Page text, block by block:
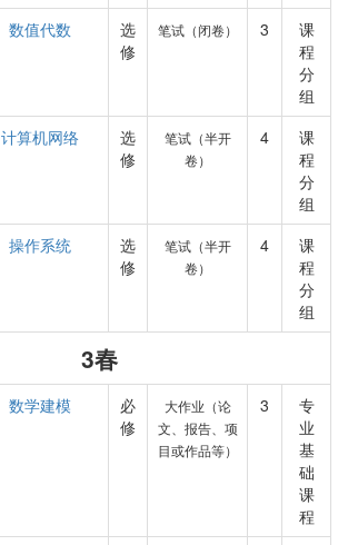
数值代数
选
修
笔试（闭卷） 3
课
程
分
组
计算机网络
选
修
笔试（半开
卷）
4
课
程
分
组
操作系统
选
修
笔试（半开
卷）
4
课
程
分
组
3春
数学建模
必
修
大作业（论
文、报告、项
目或作品等）
3
专
业
基
础
课
程